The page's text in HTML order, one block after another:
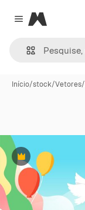
Close menu
Magnific
Início/stock/Vetores/
Premium